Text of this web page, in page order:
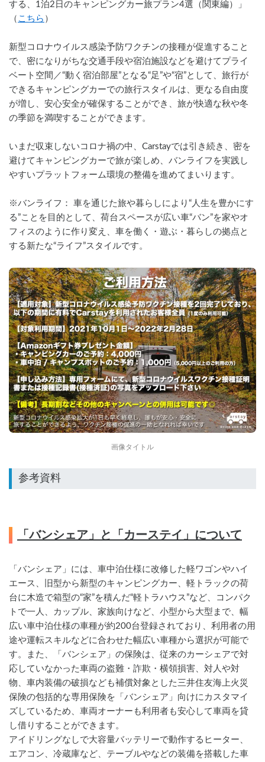
する、1泊2日のキャンピングカー旅プラン4選（関東編）」
（ こちら ）
新型コロナウイルス感染予防ワクチンの接種が促進すること
で、密になりがちな交通手段や宿泊施設などを避けてプライ
ベート空間／“動く宿泊部屋”となる“足”や“宿”として、旅行が
できるキャンピングカーでの旅行スタイルは、更なる自由度
が増し、安心安全が確保することができ、旅が快適な秋や冬
の季節を満喫することができます。
いまだ収束しないコロナ禍の中、Carstayでは引き続き、密を
避けてキャンピングカーで旅が楽しめ、バンライフを実践し
やすいプラットフォーム環境の整備を進めてまいります。
※バンライフ： 車を通じた旅や暮らしにより“人生を豊かにす
る”ことを目的として、荷台スペースが広い車“バン”を家やオ
フィスのように作り変え、車を働く・遊ぶ・暮らしの拠点と
する新たな“ライフ”スタイルです。
画像タイトル
「バンシェア」と「カーステイ」について
「バンシェア」には、車中泊仕様に改修した軽ワゴンやハイ
エース、旧型から新型のキャンピングカー、軽トラックの荷
台に木造で箱型の“家”を積んだ“軽トラハウス”など、コンパク
トで一人、カップル、家族向けなど、小型から大型まで、幅
広い車中泊仕様の車種が約200台登録されており、利用者の用
途や運転スキルなどに合わせた幅広い車種から選択が可能で
す。また、「バンシェア」の保険は、従来のカーシェアで対
応していなかった車両の盗難・詐欺・横領損害、対人や対
物、車内装備の破損なども補償対象とした三井住友海上火災
保険の包括的な専用保険を「バンシェア」向けにカスタマイ
ズしているため、車両オーナーも利用者も安心して車両を貸
し借りすることができます。
アイドリングなしで大容量バッテリーで動作するヒーター、
エアコン、冷蔵庫など、テーブルやなどの装備を搭載した車